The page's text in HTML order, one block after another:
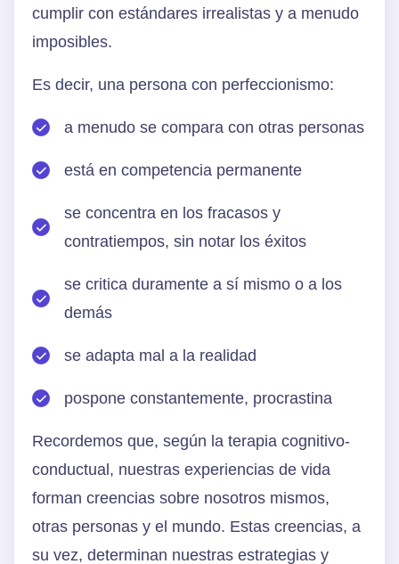
cumplir con estándares irrealistas y a menudo
imposibles.
Es decir, una persona con perfeccionismo:
a menudo se compara con otras personas
está en competencia permanente
se concentra en los fracasos y
contratiempos, sin notar los éxitos
se critica duramente a sí mismo o a los
demás
se adapta mal a la realidad
pospone constantemente, procrastina
Recordemos que, según la terapia cognitivo-
conductual, nuestras experiencias de vida
forman creencias sobre nosotros mismos,
otras personas y el mundo. Estas creencias, a
su vez, determinan nuestras estrategias y